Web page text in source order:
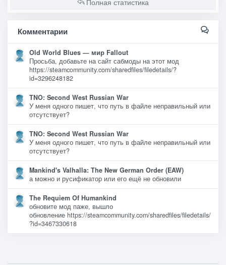
Полная статистика
Комментарии
Old World Blues — мир Fallout
Просьба, добавьте на сайт сабмоды на этот мод
https://steamcommunity.com/sharedfiles/filedetails/?
id=3296248182
TNO: Second West Russian War
У меня одного пишет, что путь в файле неправильный или
отсутствует?
TNO: Second West Russian War
У меня одного пишет, что путь в файле неправильный или
отсутствует?
Mankind's Valhalla: The New German Order (EAW)
а можно и русификатор или его ещё не обновили
The Requiem Of Humankind
обновите мод паже, вышло
обновление https://steamcommunity.com/sharedfiles/filedetails/
?id=3467330618